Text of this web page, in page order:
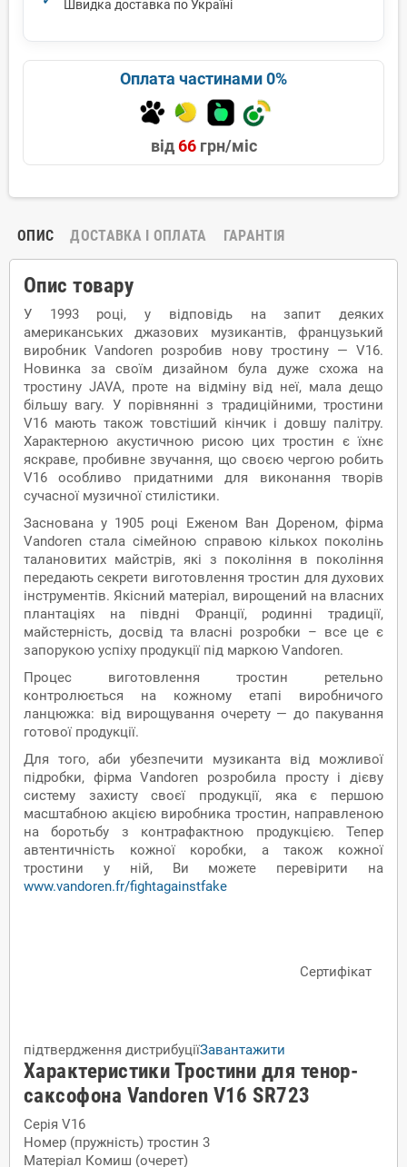
Швидка доставка по Україні
Оплата частинами 0%
від66грн/міс
ОПИС ДОСТАВКА І ОПЛАТА ГАРАНТІЯ
Опис товару
У 1993 році, у відповідь на запит деяких
американських джазових музикантів, французький
виробник Vandoren розробив нову тростину — V16.
Новинка за своїм дизайном була дуже схожа на
тростину JAVA, проте на відміну від неї, мала дещо
більшу вагу. У порівнянні з традиційними, тростини
V16 мають також товстіший кінчик і довшу палітру.
Характерною акустичною рисою цих тростин є їхнє
яскраве, пробивне звучання, що своєю чергою робить
V16 особливо придатними для виконання творів
сучасної музичної стилістики.
Заснована у 1905 році Еженом Ван Дореном, фірма
Vandoren стала сімейною справою кількох поколінь
талановитих майстрів, які з покоління в покоління
передають секрети виготовлення тростин для духових
інструментів. Якісний матеріал, вирощений на власних
плантаціях на півдні Франції, родинні традиції,
майстерність, досвід та власні розробки – все це є
запорукою успіху продукції під маркою Vandoren.
Процес виготовлення тростин ретельно
контролюється на кожному етапі виробничого
ланцюжка: від вирощування очерету — до пакування
готової продукції.
Для того, аби убезпечити музиканта від можливої
підробки, фірма Vandoren розробила просту і дієву
систему захисту своєї продукції, яка є першою
масштабною акцією виробника тростин, направленою
на боротьбу з контрафактною продукцією. Тепер
автентичність кожної коробки, а також кожної
тростини у ній, Ви можете перевірити на
www.vandoren.fr/fightagainstfake
Сертифікат
підтвердження дистрибуціїЗавантажити
Характеристики Тростини для тенор-
саксофона Vandoren V16 SR723
Серія V16
Номер (пружність) тростин 3
Матеріал Комиш (очерет)